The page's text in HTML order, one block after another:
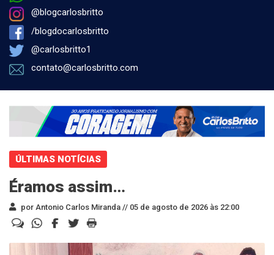
@blogcarlosbritto
/blogdocarlosbritto
@carlosbritto1
contato@carlosbritto.com
ÚLTIMAS NOTÍCIAS
Éramos assim…
por Antonio Carlos Miranda // 05 de agosto de 2026 às 22:00